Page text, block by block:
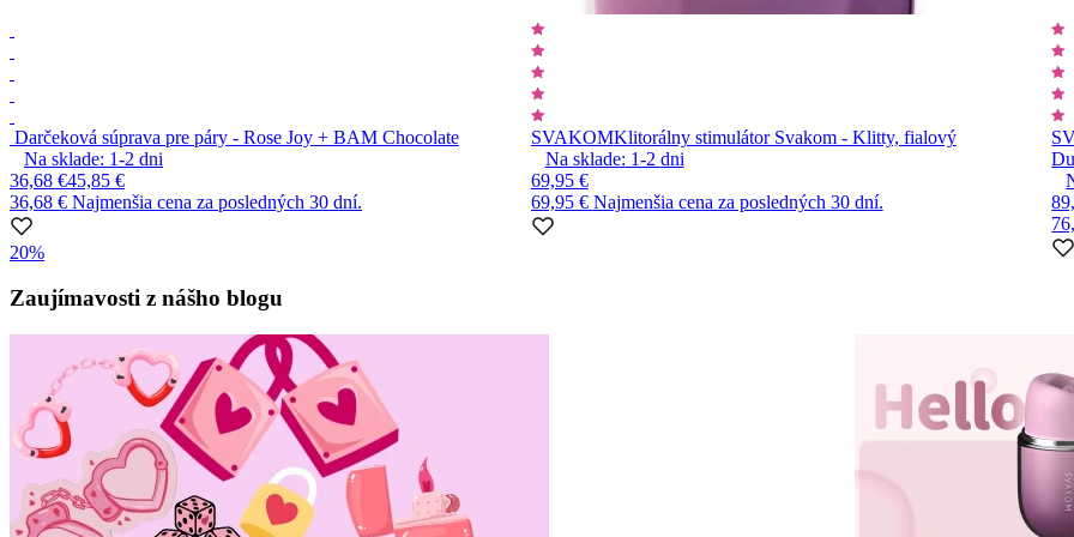
Darčeková súprava pre páry - Rose Joy + BAM Chocolate
Na sklade: 1-2 dni
36,68 €45,85 €
36,68 € Najmenšia cena za posledných 30 dní.
20%
SVAKOMKlitorálny stimulátor Svakom - Klitty, fialový
Na sklade: 1-2 dni
69,95 €
69,95 € Najmenšia cena za posledných 30 dní.
1
10
Zaujímavosti z nášho blogu